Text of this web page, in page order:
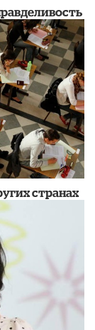
странах